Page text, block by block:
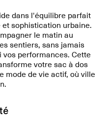
dans l'équilibre parfait
sophistication urbaine.
le matin au
sentiers, sans jamais
performances. Cette
votre sac à dos
mode de vie actif, où ville